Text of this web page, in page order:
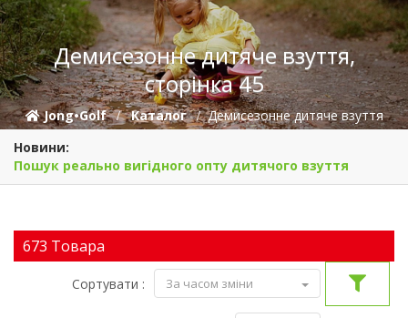
Демисезонне дитяче взуття,
сторінка 45
Jong•Golf Каталог
Демисезонне дитяче взуття
Новини:
Пошук реально вигідного опту дитячого взуття
673 Товара
Сортувати : За часом зміни